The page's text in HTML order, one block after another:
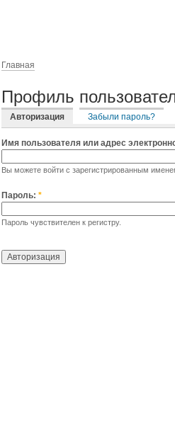
Главная
Профиль
Авторизация Забыли пароль?
Имя пользователя или адрес
Вы можете войти с зарегистрированным
Пароль: *
Пароль чувствителен к регистру.